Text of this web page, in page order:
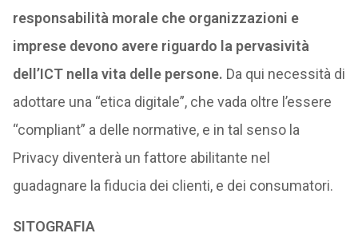
responsabilità morale che organizzazioni e
imprese devono avere riguardo la pervasività
dell’ICT nella vita delle persone. Da qui necessità di
adottare una “etica digitale”, che vada oltre l’essere
“compliant” a delle normative, e in tal senso la
Privacy diventerà un fattore abilitante nel
guadagnare la fiducia dei clienti, e dei consumatori.
SITOGRAFIA